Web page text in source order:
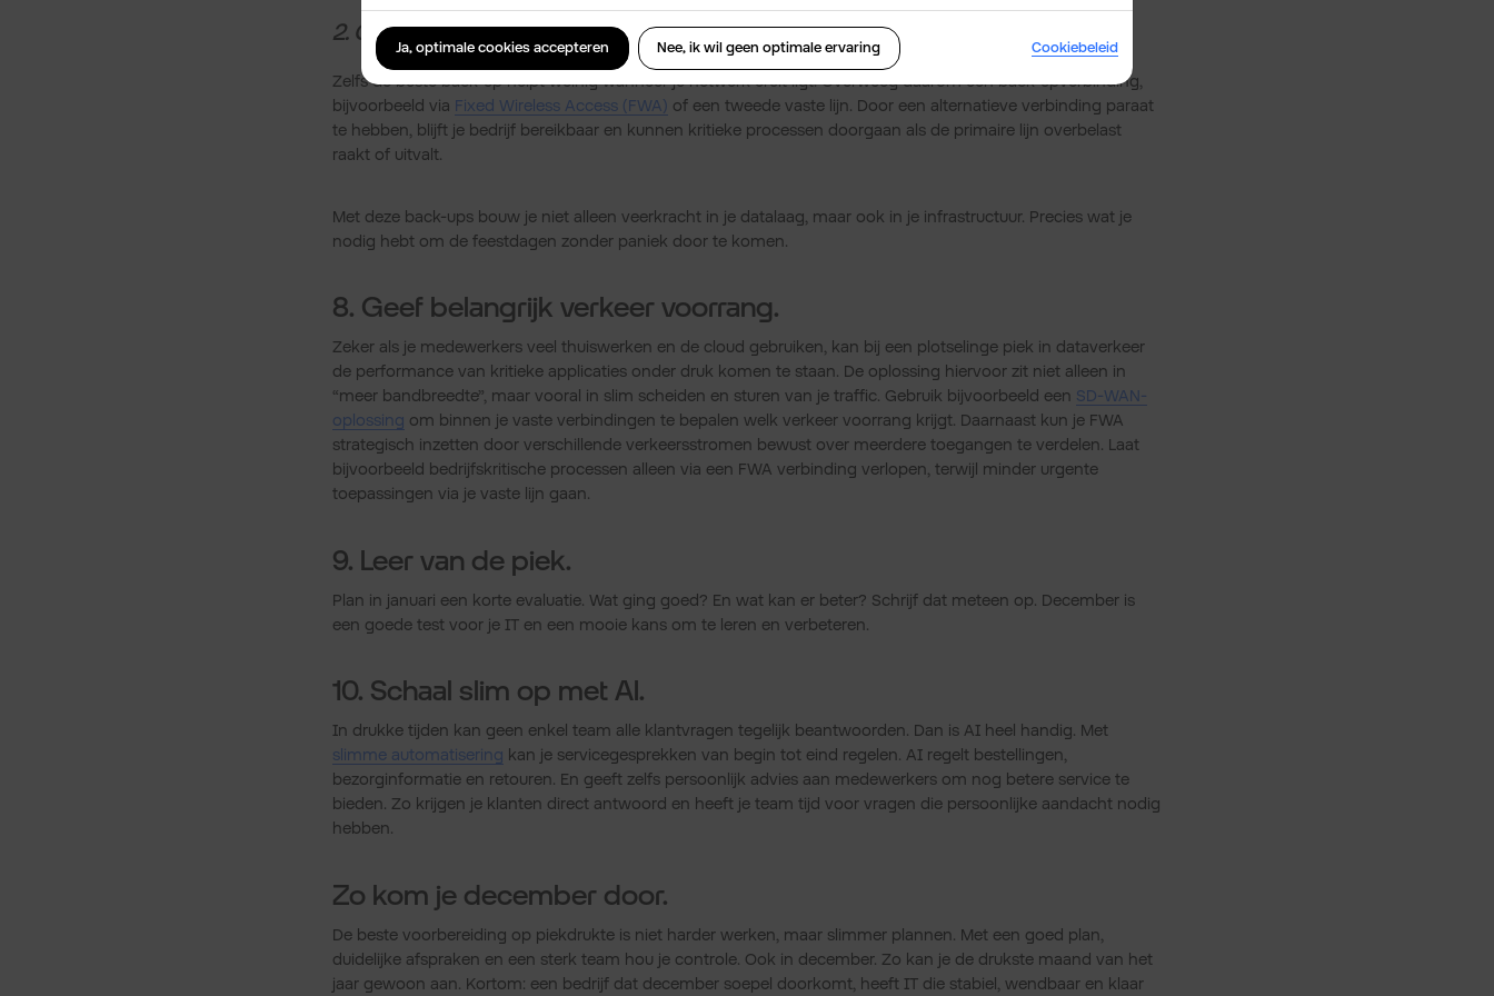
2. Connectiviteits-back-up:
Zelfs de beste back-up helpt weinig wanneer je netwerk eruit ligt. Overweeg daarom een back-upverbinding,
bijvoorbeeld via Fixed Wireless Access (FWA) of een tweede vaste lijn. Door een alternatieve verbinding paraat
te hebben, blijft je bedrijf bereikbaar en kunnen kritieke processen doorgaan als de primaire lijn overbelast
raakt of uitvalt.
Met deze back-ups bouw je niet alleen veerkracht in je datalaag, maar ook in je infrastructuur. Precies wat je
nodig hebt om de feestdagen zonder paniek door te komen.
8. Geef belangrijk verkeer voorrang.
Zeker als je medewerkers veel thuiswerken en de cloud gebruiken, kan bij een plotselinge piek in dataverkeer
de performance van kritieke applicaties onder druk komen te staan. De oplossing hiervoor zit niet alleen in
“meer bandbreedte”, maar vooral in slim scheiden en sturen van je traffic. Gebruik bijvoorbeeld een SD-WAN-
oplossing om binnen je vaste verbindingen te bepalen welk verkeer voorrang krijgt. Daarnaast kun je FWA
strategisch inzetten door verschillende verkeersstromen bewust over meerdere toegangen te verdelen. Laat
bijvoorbeeld bedrijfskritische processen alleen via een FWA verbinding verlopen, terwijl minder urgente
toepassingen via je vaste lijn gaan.
9. Leer van de piek.
Plan in januari een korte evaluatie. Wat ging goed? En wat kan er beter? Schrijf dat meteen op. December is
een goede test voor je IT en een mooie kans om te leren en verbeteren.
10. Schaal slim op met AI.
In drukke tijden kan geen enkel team alle klantvragen tegelijk beantwoorden. Dan is AI heel handig. Met
slimme automatisering kan je servicegesprekken van begin tot eind regelen. AI regelt bestellingen,
bezorginformatie en retouren. En geeft zelfs persoonlijk advies aan medewerkers om nog betere service te
bieden. Zo krijgen je klanten direct antwoord en heeft je team tijd voor vragen die persoonlijke aandacht nodig
hebben.
Zo kom je december door.
De beste voorbereiding op piekdrukte is niet harder werken, maar slimmer plannen. Met een goed plan,
duidelijke afspraken en een sterk team hou je controle. Ook in december. Zo kan je de drukste maand van het
jaar gewoon aan. Kortom: een bedrijf dat december soepel doorkomt, heeft IT die stabiel, wendbaar en klaar
Ja, optimale cookies accepteren Nee, ik wil geen optimale ervaring Cookiebeleid